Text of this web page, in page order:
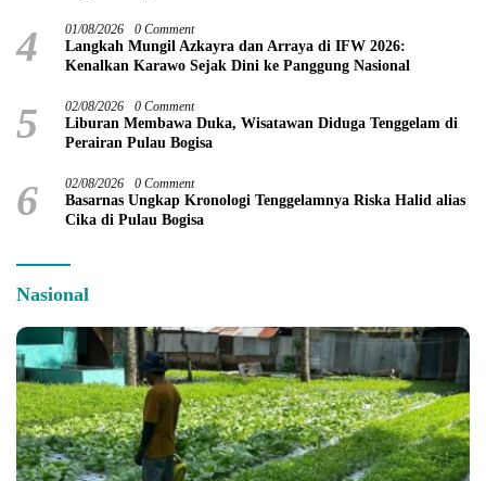
4 01/08/2026 0 Comment
Langkah Mungil Azkayra dan Arraya di IFW 2026:
Kenalkan Karawo Sejak Dini ke Panggung Nasional
5 02/08/2026 0 Comment
Liburan Membawa Duka, Wisatawan Diduga Tenggelam di
Perairan Pulau Bogisa
6 02/08/2026 0 Comment
Basarnas Ungkap Kronologi Tenggelamnya Riska Halid alias
Cika di Pulau Bogisa
Nasional